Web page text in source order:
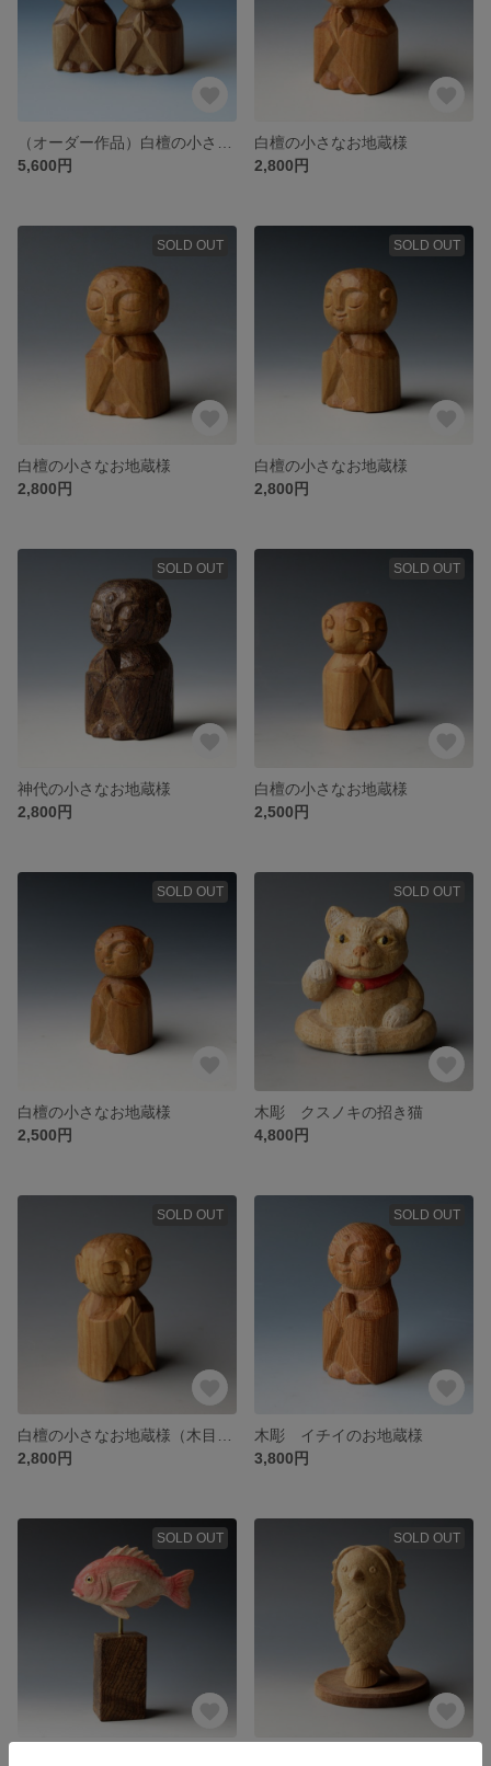
5,600円
白檀の小さなお地蔵様
2,800円
SOLD OUT
白檀の小さなお地蔵様
2,800円
SOLD OUT
白檀の小さなお地蔵様
2,800円
SOLD OUT
神代の小さなお地蔵様
2,800円
SOLD OUT
白檀の小さなお地蔵様
2,500円
SOLD OUT
白檀の小さなお地蔵様
2,500円
SOLD OUT
木彫 クスノキの招き猫
4,800円
SOLD OUT
2,800円
SOLD OUT
木彫 イチイのお地蔵様
3,800円
SOLD OUT SOLD OUT